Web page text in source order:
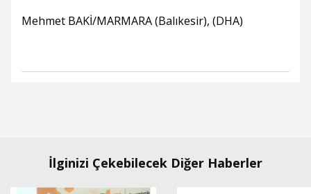
Mehmet BAKİ/MARMARA (Balıkesir), (DHA)
İlginizi Çekebilecek Diğer Haberler